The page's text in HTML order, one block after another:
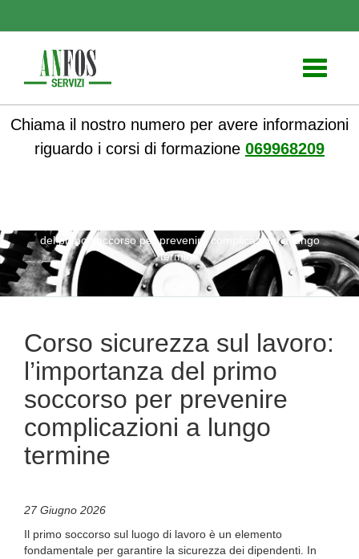
Toggle
Chiama il nostro numero per avere informazioni
riguardo i corsi di formazione 069968209
del primo soccorso per prevenire complicazioni a lungo
termine
Corso sicurezza sul lavoro:
l’importanza del primo
soccorso per prevenire
complicazioni a lungo
termine
27 Giugno 2026
Il primo soccorso sul luogo di lavoro è un elemento
fondamentale per garantire la sicurezza dei dipendenti. In